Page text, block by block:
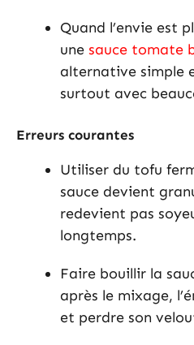
Quand l’envie est
une sauce tomate
alternative simple
surtout avec
Erreurs courantes
Utiliser du tofu
sauce devient
redevient pas
longtemps.
Faire bouillir la
après le mixage,
et perdre son